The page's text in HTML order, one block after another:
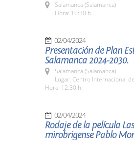
Salamanca (Salamanca)
Hora: 10:30 h.
02/04/2024
Presentación de Plan
Salamanca 2024-2030.
Salamanca (Salamanca)
Lugar: Centro Internacional
Hora: 12:30 h.
02/04/2024
Rodaje de la película
mirobrigense Pablo